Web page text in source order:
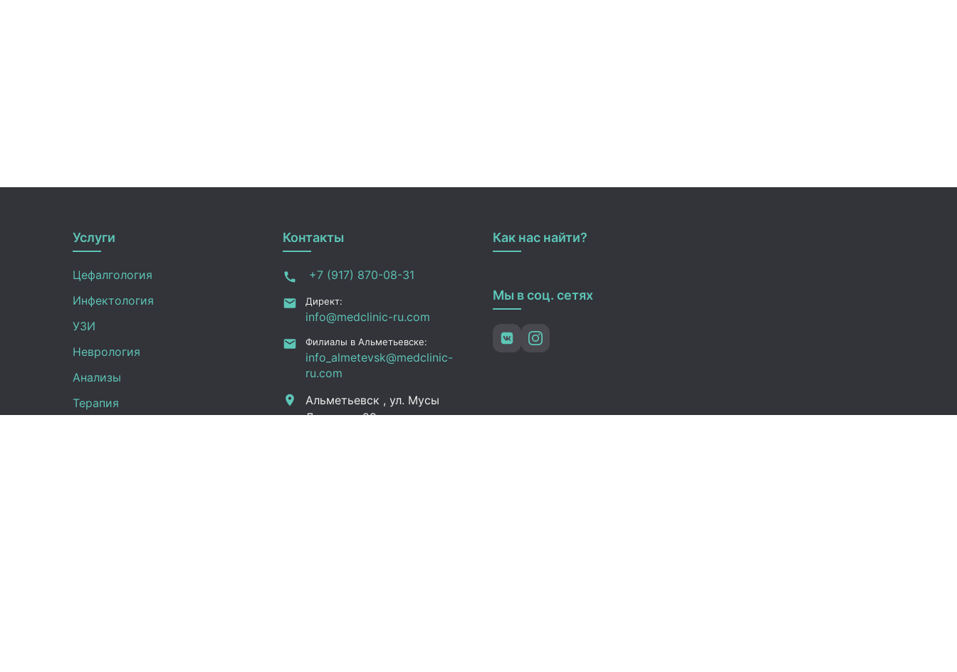
Услуги
Цефалгология
Инфектология
УЗИ
Неврология
Анализы
Терапия
Контакты
+7 (917) 870-08-31
Директ:
info@medclinic-ru.com
Филиалы в Альметьевске:
info_almetevsk@medclinic-
ru.com
Альметьевск , ул. Мусы
Джалиля, 29
Как нас найти?
Мы в соц. сетях